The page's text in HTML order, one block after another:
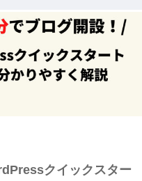
クイックスター